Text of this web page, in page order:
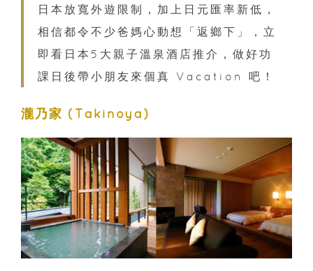
日本放寬外遊限制，加上日元匯率新低，
相信都令不少爸媽心動想「返鄉下」，立
即看日本5大親子溫泉酒店推介，做好功
課日後帶小朋友來個真 Vacation 吧！
瀧乃家 (Takinoya)